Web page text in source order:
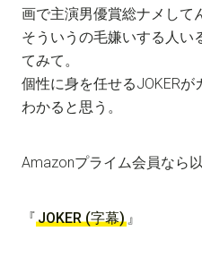
画で主演男優賞総ナメして
そういうの毛嫌いする人い
てみて。
個性に身を任せるJOKER
わかると思う。
Amazonプライム会員なら
『JOKER (字幕) 』